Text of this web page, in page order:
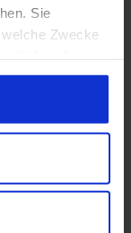
Sie
Zwecke
das Privacy
Lage erfassen,
können
bestimmten
QD-OLED,